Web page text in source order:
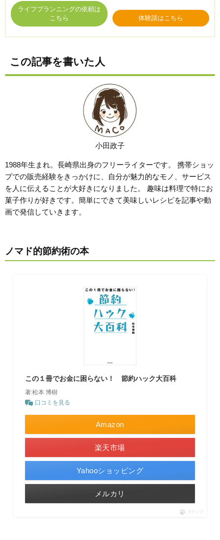
ライフプランニングの依頼は
こちら
体験談はこちら
この記事を書いた人
小田政子
1988年生まれ。長崎県出身のフリーライターです。 携帯ショッ
プでの販売経験をきっかけに、自分が魅力的なモノ、サービス
を人に伝えることが大好きになりました。 趣味は料理で特にお
菓子作りが好きです。簡単にできて美味しいレシピを記事や動
画で発信していきます。
ノマド的節約術の本
この１冊でお金に困らない！ 節約ハック大百科
著:松本 博樹
口コミを見る
Amazon
楽天市場
Yahooショッピング
メルカリ
ポチップ